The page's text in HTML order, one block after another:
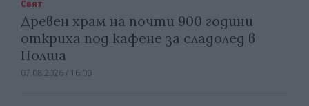
Свят
Древен храм на почти 900 години
откриха под кафене за сладолед в
Полша
07.08.2026 / 16:00